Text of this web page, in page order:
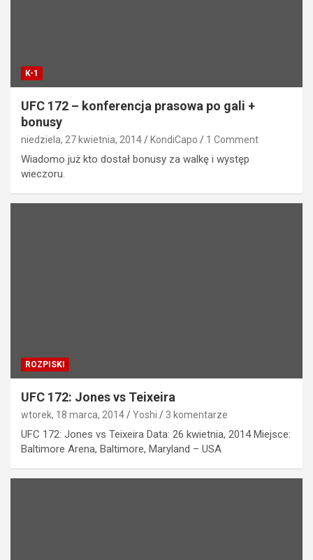
K-1
UFC 172 – konferencja prasowa po gali +
bonusy
niedziela, 27 kwietnia, 2014 KondiCapo 1 Comment
Wiadomo już kto dostał bonusy za walkę i występ
wieczoru.
ROZPISKI
UFC 172: Jones vs Teixeira
wtorek, 18 marca, 2014 Yoshi 3 komentarze
UFC 172: Jones vs Teixeira Data: 26 kwietnia, 2014 Miejsce:
Baltimore Arena, Baltimore, Maryland – USA